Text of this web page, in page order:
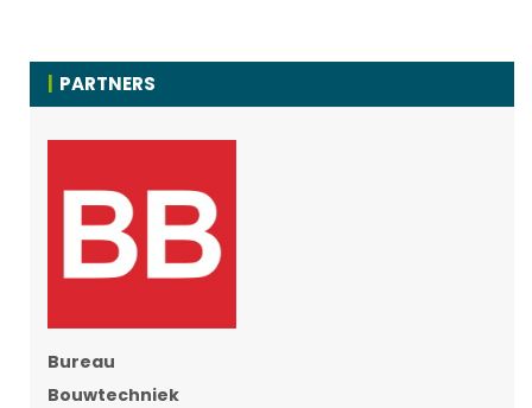
PARTNERS
Bureau
Bouwtechniek